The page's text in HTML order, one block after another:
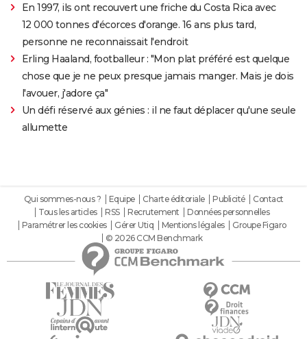
En 1997, ils ont recouvert une friche du Costa Rica avec
12 000 tonnes d'écorces d'orange. 16 ans plus tard,
personne ne reconnaissait l'endroit
Erling Haaland, footballeur : "Mon plat préféré est quelque
chose que je ne peux presque jamais manger. Mais je dois
l'avouer, j'adore ça"
Un défi réservé aux génies : il ne faut déplacer qu'une seule
allumette
Qui sommes-nous ? Equipe Charte éditoriale Publicité
Contact
Tous les articles
RSS Recrutement
Données personnelles
Paramétrer les cookies
Gérer Utiq Mentions légales
Groupe Figaro
© 2026 CCM Benchmark